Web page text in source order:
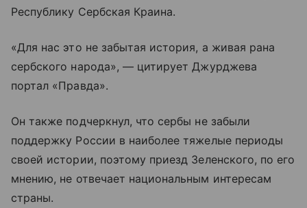
Республику Сербская Краина.
«Для нас это не забытая история, а живая рана
сербского народа», — цитирует Джурджева
портал «Правда».
Он также подчеркнул, что сербы не забыли
поддержку России в наиболее тяжелые периоды
своей истории, поэтому приезд Зеленского, по его
мнению, не отвечает национальным интересам
страны.